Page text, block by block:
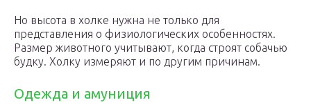
Но высота в холке нужна не только для
представления о физиологических особенностях.
Размер животного учитывают, когда строят собачью
будку. Холку измеряют и по другим причинам.
Одежда и амуниция